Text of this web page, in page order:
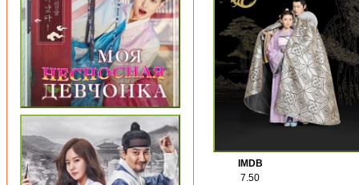
IMDB
7.50